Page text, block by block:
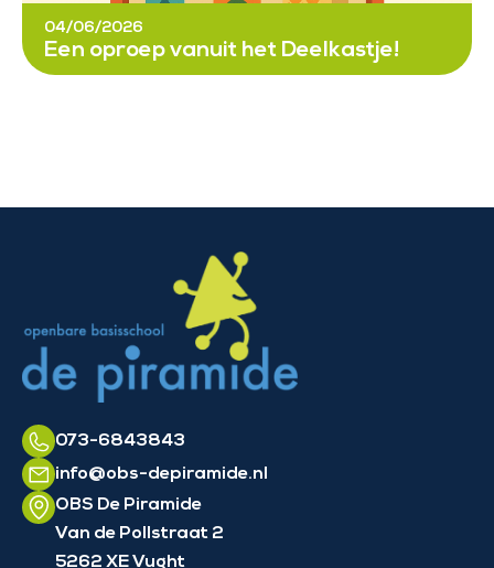
04/06/2026
Een oproep vanuit het Deelkastje!
073-6843843
info@obs-depiramide.nl
OBS De Piramide
Van de Pollstraat 2
5262 XE Vught